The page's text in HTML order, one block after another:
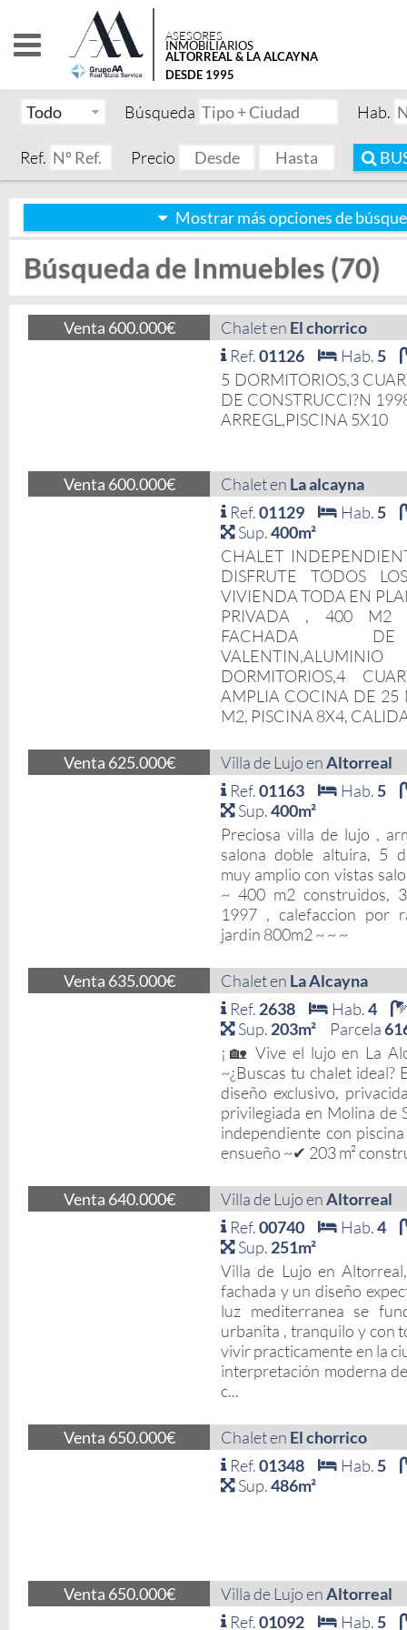
ASESORES
INMOBILIARIOS
ALTORREAL & LA ALCAYNA
DESDE 1995
Búsqueda Hab.
Ref. Precio
Mostrar más opciones de
Búsqueda de Inmuebles (70)
Venta 600.000€ Chalet en El chorrico
Ref.01126 Hab. 5
5 DORMITORIOS,3
DE CONSTRUCCI?N
ARREGL,PISCINA 5X10
Venta 600.000€ Chalet en La alcayna
Ref.01129 Hab. 5
Sup.400m²
CHALET
DISFRUTE TODOS
VIVIENDA TODA EN
PRIVADA , 400 M2
FACHADA
DORMITORIOS,4
AMPLIA COCINA DE 25
M2, PISCINA 8X4,
Venta 625.000€ Villa de Lujo enAltorreal
Ref.01163 Hab. 5
Sup.400m²
Preciosa villa de lujo ,
salona doble altuira, 5
muy amplio con vistas
~ 400 m2 construidos,
1997 , calefaccion por
jardin 800m2 ~ ~ ~
Venta 635.000€ Chalet en La Alcayna
Ref. 2638 Hab.4
Sup. 203m² Parcela
¡🏡 Vive el lujo en La
~¿Buscas tu chalet ideal?
diseño exclusivo,
privilegiada en Molina de
independiente con
ensueño ~✔ 203 m²
Venta 640.000€ Villa de Lujo enAltorreal
Ref.00740 Hab.4
Sup. 251m²
Villa de Lujo en
fachada y un diseño
luz mediterranea se
urbanita , tranquilo y con
vivir practicamente en la
interpretación moderna
c...
Venta 650.000€ Chalet en El chorrico
Ref.01348 Hab. 5
Sup.486m²
Venta 650.000€ Villa de Lujo enAltorreal
Ref.01092 Hab. 5